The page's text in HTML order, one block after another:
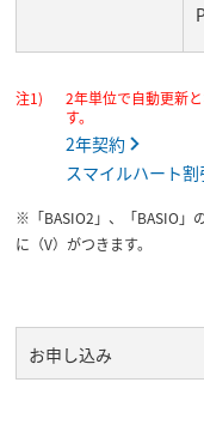
2年単位で自動更新
す。
2年契約
スマイルハート割
※「BASIO2」、「BASIO」
に（V）がつきます。
お申し込み